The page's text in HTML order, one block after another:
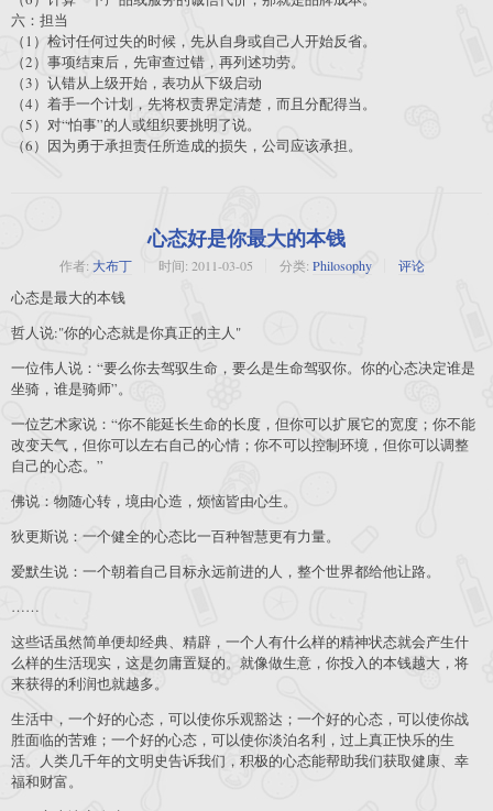
六：担当
（1）检讨任何过失的时候，先从自身或自己人开始反省。
（2）事项结束后，先审查过错，再列述功劳。
（3）认错从上级开始，表功从下级启动
（4）着手一个计划，先将权责界定清楚，而且分配得当。
（5）对“怕事”的人或组织要挑明了说。
（6）因为勇于承担责任所造成的损失，公司应该承担。
心态好是你最大的本钱
作者: 大布丁 时间: 2011-03-05 分类: Philosophy 评论
心态是最大的本钱
哲人说:"你的心态就是你真正的主人"
一位伟人说：“要么你去驾驭生命，要么是生命驾驭你。你的心态决定谁是
坐骑，谁是骑师”。
一位艺术家说：“你不能延长生命的长度，但你可以扩展它的宽度；你不能
改变天气，但你可以左右自己的心情；你不可以控制环境，但你可以调整
自己的心态。”
佛说：物随心转，境由心造，烦恼皆由心生。
狄更斯说：一个健全的心态比一百种智慧更有力量。
爱默生说：一个朝着自己目标永远前进的人，整个世界都给他让路。
……
这些话虽然简单便却经典、精辟，一个人有什么样的精神状态就会产生什
么样的生活现实，这是勿庸置疑的。就像做生意，你投入的本钱越大，将
来获得的利润也就越多。
生活中，一个好的心态，可以使你乐观豁达；一个好的心态，可以使你战
胜面临的苦难；一个好的心态，可以使你淡泊名利，过上真正快乐的生
活。人类几千年的文明史告诉我们，积极的心态能帮助我们获取健康、幸
福和财富。